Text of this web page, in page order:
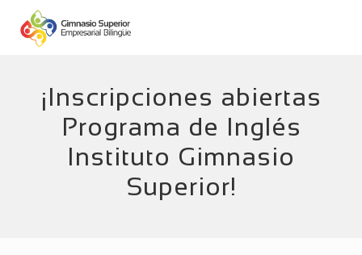
¡Inscripciones abiertas
Programa de Inglés
Instituto Gimnasio
Superior!